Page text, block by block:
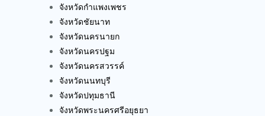
จังหวัดกำแพงเพชร
จังหวัดชัยนาท
จังหวัดนครนายก
จังหวัดนครปฐม
จังหวัดนครสวรรค์
จังหวัดนนทบุรี
จังหวัดปทุมธานี
จังหวัดพระนครศรีอยุธยา